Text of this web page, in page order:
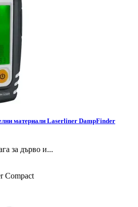
материали Laserliner DampFinder
за дърво и...
Compact